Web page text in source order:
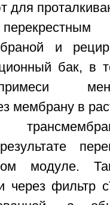
для
и
бак, в
мембрану в
модуле.
через фильтр